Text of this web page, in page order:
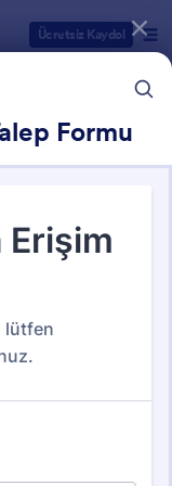
Ücretsiz Kaydol
Formu